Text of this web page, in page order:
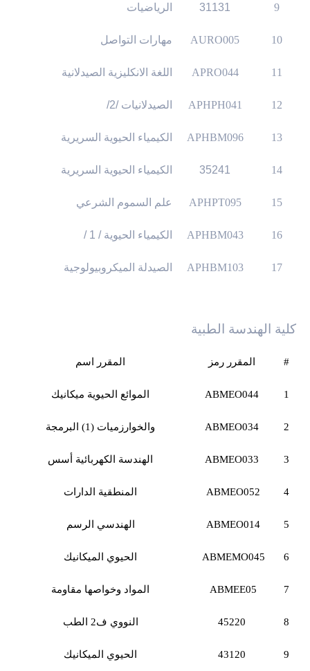
9
31131 الرياضيات
10
AURO005 مهارات التواصل
11
APRO044 اللغة الانكليزية الصيدلانية
12
APHPH041 الصيدلانيات /2/
13
APHBM096 الكيمياء الحيوية السريرية
14
35241 الكيمياء الحيوية السريرية
15
APHPT095 علم السموم الشرعي
16
APHBM043 الكيمياء الحيوية / 1 /
17
APHBM103 الصيدلة الميكروبيولوجية
كلية الهندسة الطبية
# رمز المقرر اسم المقرر
1
ABMEO044 ميكانيك الموائع الحيوية
2
ABMEO034 البرمجة والخوارزميات (1)
3
ABMEO033 أسس الهندسة الكهربائية
4
ABMEO052 الدارات المنطقية
5
ABMEO014 الرسم الهندسي
6
ABMEMO045 الميكانيك الحيوي
7
ABMEE05 مقاومة المواد وخواصها
8
45220 الطب النووي ف2
9
43120 الميكانيك الحيوي